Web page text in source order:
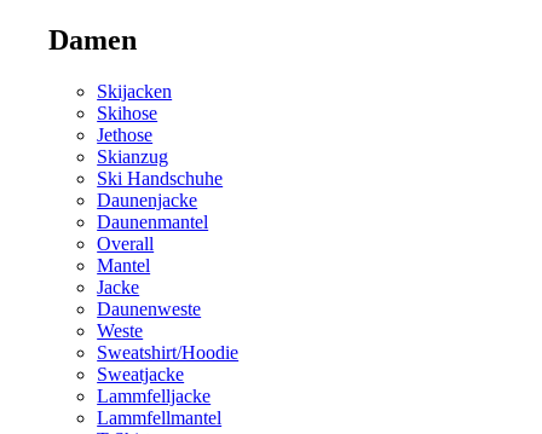
Damen
Skijacken
Skihose
Jethose
Skianzug
Ski Handschuhe
Daunenjacke
Daunenmantel
Overall
Mantel
Jacke
Daunenweste
Weste
Sweatshirt/Hoodie
Sweatjacke
Lammfelljacke
Lammfellmantel